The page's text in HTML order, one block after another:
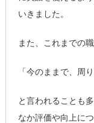
いきました。
また、これまでの職
「今のままで、周
と言われることも
なか評価や向上に